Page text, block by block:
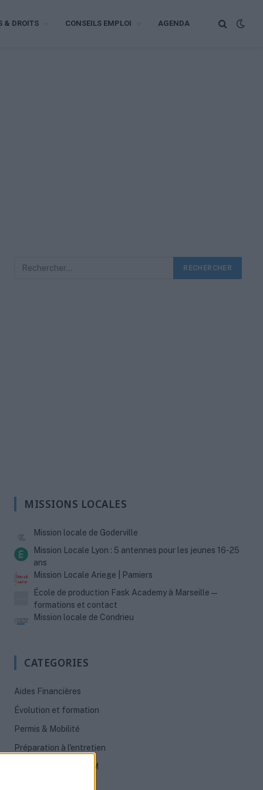
& DROITS CONSEILS EMPLOI AGENDA
MISSIONS LOCALES
Mission locale de Goderville
Mission Locale Lyon : 5 antennes pour les jeunes 16-25
ans
Mission Locale Ariege | Pamiers
École de production Fask Academy à Marseille —
formations et contact
Mission locale de Condrieu
CATEGORIES
Aides Financières
Évolution et formation
Permis & Mobilité
Préparation à l'entretien
Rédaction de CV & LM